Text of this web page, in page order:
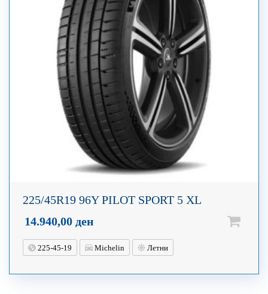
225/45R19 96Y PILOT SPORT 5 XL
14.940,00 ден
225-45-19 Michelin Летни